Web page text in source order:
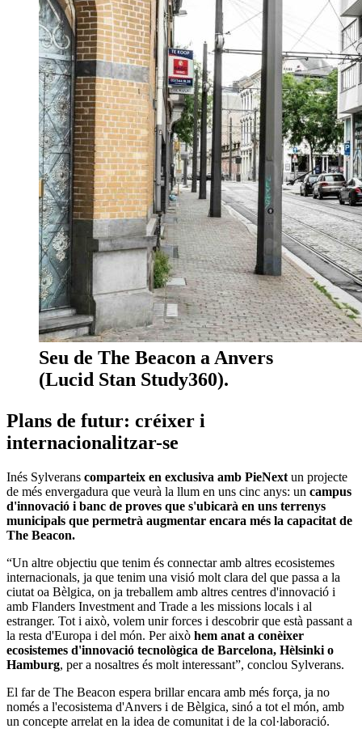
Seu de The Beacon a Anvers
(Lucid Stan Study360).
Plans de futur: créixer i
internacionalitzar-se
Inés Sylverans comparteix en exclusiva amb PieNext un projecte
de més envergadura que veurà la llum en uns cinc anys: un campus
d'innovació i banc de proves que s'ubicarà en uns terrenys
municipals que permetrà augmentar encara més la capacitat de
The Beacon.
“Un altre objectiu que tenim és connectar amb altres ecosistemes
internacionals, ja que tenim una visió molt clara del que passa a la
ciutat oa Bèlgica, on ja treballem amb altres centres d'innovació i
amb Flanders Investment and Trade a les missions locals i al
estranger. Tot i això, volem unir forces i descobrir que està passant a
la resta d'Europa i del món. Per això hem anat a conèixer
ecosistemes d'innovació tecnològica de Barcelona, ​​Hèlsinki o
Hamburg, per a nosaltres és molt interessant”, conclou Sylverans.
El far de The Beacon espera brillar encara amb més força, ja no
només a l'ecosistema d'Anvers i de Bèlgica, sinó a tot el món, amb
un concepte arrelat en la idea de comunitat i de la col·laboració.